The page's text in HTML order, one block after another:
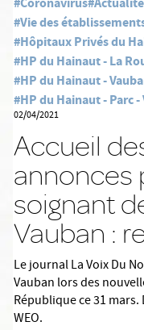
#Vie des
#Hôpitaux Privés du
#HP du Hainaut - La
#HP du Hainaut -
#HP du Hainaut - Parc
02/04/2021
Accueil
annonces
soignant
Vauban :
Le journal La Voix Du
Vauban lors des
République ce 31
WEO.